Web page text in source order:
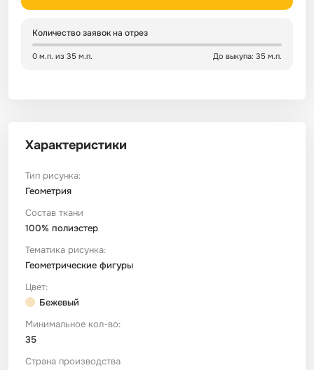
Количество заявок на отрез
0 м.п. из 35 м.п. До выкупа: 35 м.п.
Характеристики
Тип рисунка:
Геометрия
Состав ткани
100% полиэстер
Тематика рисунка:
Геометрические фигуры
Цвет:
Бежевый
Минимальное кол-во:
35
Страна производства
Сатин
Сатин Страйп
Сатин Твил
Сетка
Ситец
Спанбонд
ТиСи Твил
Трикотаж
Тюль
Фланель
Флис
Зеленый
Детский
Город / архитектура
Морская тема
Космос
Техника / транспорт
Этнический